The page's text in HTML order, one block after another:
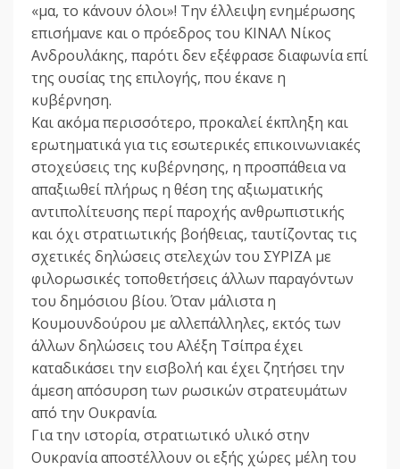
«μα, το κάνουν όλοι»! Την έλλειψη ενημέρωσης
επισήμανε και ο πρόεδρος του ΚΙΝΑΛ Νίκος
Ανδρουλάκης, παρότι δεν εξέφρασε διαφωνία επί
της ουσίας της επιλογής, που έκανε η
κυβέρνηση.
Και ακόμα περισσότερο, προκαλεί έκπληξη και
ερωτηματικά για τις εσωτερικές επικοινωνιακές
στοχεύσεις της κυβέρνησης, η προσπάθεια να
απαξιωθεί πλήρως η θέση της αξιωματικής
αντιπολίτευσης περί παροχής ανθρωπιστικής
και όχι στρατιωτικής βοήθειας, ταυτίζοντας τις
σχετικές δηλώσεις στελεχών του ΣΥΡΙΖΑ με
φιλορωσικές τοποθετήσεις άλλων παραγόντων
του δημόσιου βίου. Όταν μάλιστα η
Κουμουνδούρου με αλλεπάλληλες, εκτός των
άλλων δηλώσεις του Αλέξη Τσίπρα έχει
καταδικάσει την εισβολή και έχει ζητήσει την
άμεση απόσυρση των ρωσικών στρατευμάτων
από την Ουκρανία.
Για την ιστορία, στρατιωτικό υλικό στην
Ουκρανία αποστέλλουν οι εξής χώρες μέλη του